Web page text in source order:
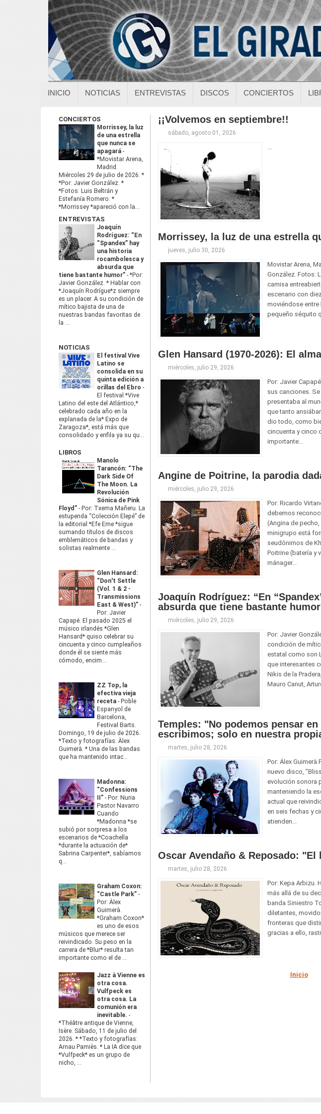
INICIO NOTICIAS ENTREVISTAS DISCOS CONCIERTOS
CONCIERTOS
Morrissey, la luz
de una estrella
que nunca se
apagará -
*Movistar Arena,
Madrid.
Miércoles 29 de julio de 2026. *
*Por: Javier González. *
*Fotos: Luis Beltrán y
Estefanía Romero. *
*Morrissey *apareció con la...
ENTREVISTAS
Joaquín
Rodríguez: “En
“Spandex” hay
una historia
rocambolesca y
absurda que
tiene bastante humor” -*Por:
Javier González. * Hablar con
*Joaquín Rodrígue*z siempre
es un placer. A su condición de
mítico bajista de una de
nuestras bandas favoritas de
la ...
NOTICIAS
El festival Vive
Latino se
consolida en su
quinta edición a
orillas del Ebro -
El festival *Vive
Latino del este del Atlántico,*
celebrado cada año en la
explanada de la* Expo de
Zaragoza*, está más que
consolidado y enfila ya su qu...
LIBROS
Manolo
Tarancón: “The
Dark Side Of
The Moon. La
Revolución
Sónica de Pink
Floyd” - Por: Txema Mañeru. La
estupenda “Colección Elepé” de
la editorial *Efe Eme *sigue
sumando títulos de discos
emblemáticos de bandas y
solistas realmente ...
Glen Hansard:
“Don't Settle
(Vol. 1 & 2 -
Transmissions
East & West)” -
Por: Javier
Capapé. El pasado 2025 el
músico irlandés *Glen
Hansard* quiso celebrar su
cincuenta y cinco cumpleaños
donde él se siente más
cómodo, encim...
ZZ Top, la
efectiva vieja
receta - Poble
Espanyol de
Barcelona,
Festival Barts.
Domingo, 19 de julio de 2026.
*Texto y fotografías: Àlex
Guimerà. * Una de las bandas
que ha mantenido intac...
Madonna:
“Confessions
II” - Por: Nuria
Pastor Navarro
Cuando
*Madonna *se
subió por sorpresa a los
escenarios de *Coachella
*durante la actuación de*
Sabrina Carpenter*, sabíamos
q...
Graham Coxon:
“Castle Park” -
Por: Àlex
Guimerà.
*Graham Coxon*
es uno de esos
músicos que merece ser
reivindicado. Su peso en la
carrera de *Blur* resulta tan
importante como el de ...
Jazz à Vienne es
otra cosa.
Vulfpeck es
otra cosa. La
comunión era
inevitable. -
*Théâtre antique de Vienne,
Isère. Sábado, 11 de julio del
2026. * *Texto y fotografías:
Arnau Pamiès. * La IA dice que
*Vulfpeck* es un grupo de
nicho, ...
¡¡Volvemos en septiembre!!
sábado, agosto 01, 2026
...
Morrissey, la luz de una estrella
jueves, julio 30, 2026
Movistar Arena,
González. Fotos:
camisa
escenario con
moviéndose entre
pequeño séquito
Glen Hansard (1970-2026): El
miércoles, julio 29, 2026
Por: Javier
sus canciones.
presentaba al
que tanto
dio todo, como
cincuenta y cinco
importante...
Angine de Poitrine, la parodia
miércoles, julio 29, 2026
Por: Ricardo
debemos
(Angina de
minigrupo está
seudónimos de
Poitrine (batería y
mánager...
Joaquín Rodríguez: “En
absurda que tiene bastante
miércoles, julio 29, 2026
Por: Javier
condición de
estatal como son
que interesantes
Nikis de la
Mauro Canut,
Temples: "No podemos pensar
escribimos; solo en nuestra
martes, julio 28, 2026
Por: Álex
nuevo disco,
evolución sonora
manteniendo la
actual que
en seis fechas y
atienden...
Oscar Avendaño & Reposado:
martes, julio 28, 2026
Por: Kepa Arbizu.
más allá de su
banda Siniestro
diletantes,
fronteras que
gracias a ello,
Inicio